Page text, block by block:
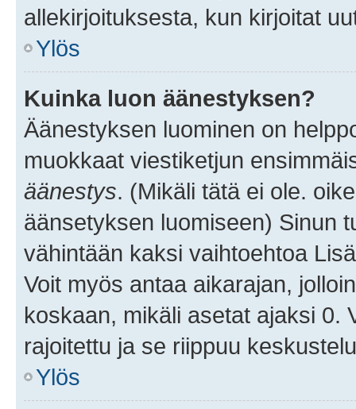
allekirjoituksesta, kun kirjoitat
Ylös
Kuinka luon äänestyksen?
Äänestyksen luominen on
muokkaat viestiketjun
äänestys. (Mikäli tätä ei ole.
äänsetyksen luomiseen) Sinun
vähintään kaksi vaihtoehtoa
Voit myös antaa aikarajan,
koskaan, mikäli asetat ajaksi 0.
rajoitettu ja se riippuu
Ylös